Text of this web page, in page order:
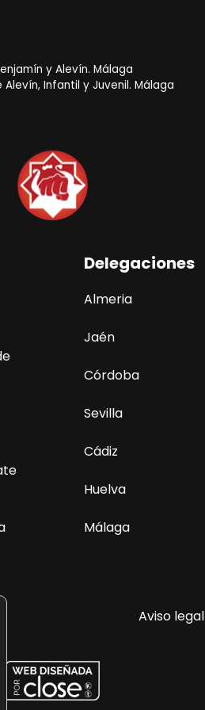
y Alevín. Málaga
Infantil y Juvenil. Málaga
Delegaciones
Almeria
Jaén
Córdoba
Sevilla
Cádiz
Huelva
Málaga
Aviso legal